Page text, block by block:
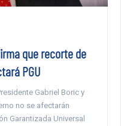
que recorte de
PGU
Gabriel Boric y
no se afectarán
Garantizada Universal